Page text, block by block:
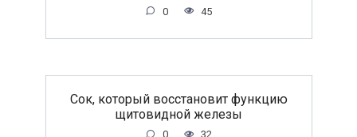
0 45
Сок, который восстановит функцию
щитовидной железы
0 32